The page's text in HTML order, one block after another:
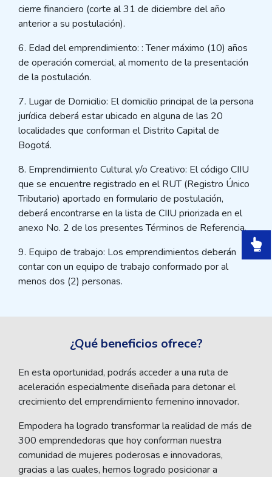
cierre financiero (corte al 31 de diciembre del año
anterior a su postulación).
6. Edad del emprendimiento: : Tener máximo (10) años
de operación comercial, al momento de la presentación
de la postulación.
7. Lugar de Domicilio: El domicilio principal de la persona
jurídica deberá estar ubicado en alguna de las 20
localidades que conforman el Distrito Capital de
Bogotá.
8. Emprendimiento Cultural y/o Creativo: El código CIIU
que se encuentre registrado en el RUT (Registro Único
Tributario) aportado en formulario de postulación,
deberá encontrarse en la lista de CIIU priorizada en el
anexo No. 2 de los presentes Términos de Referencia.
9. Equipo de trabajo: Los emprendimientos deberán
contar con un equipo de trabajo conformado por al
menos dos (2) personas.
¿Qué beneficios ofrece?
En esta oportunidad, podrás acceder a una ruta de
aceleración especialmente diseñada para detonar el
crecimiento del emprendimiento femenino innovador.
Empodera ha logrado transformar la realidad de más de
300 emprendedoras que hoy conforman nuestra
comunidad de mujeres poderosas e innovadoras,
gracias a las cuales, hemos logrado posicionar a